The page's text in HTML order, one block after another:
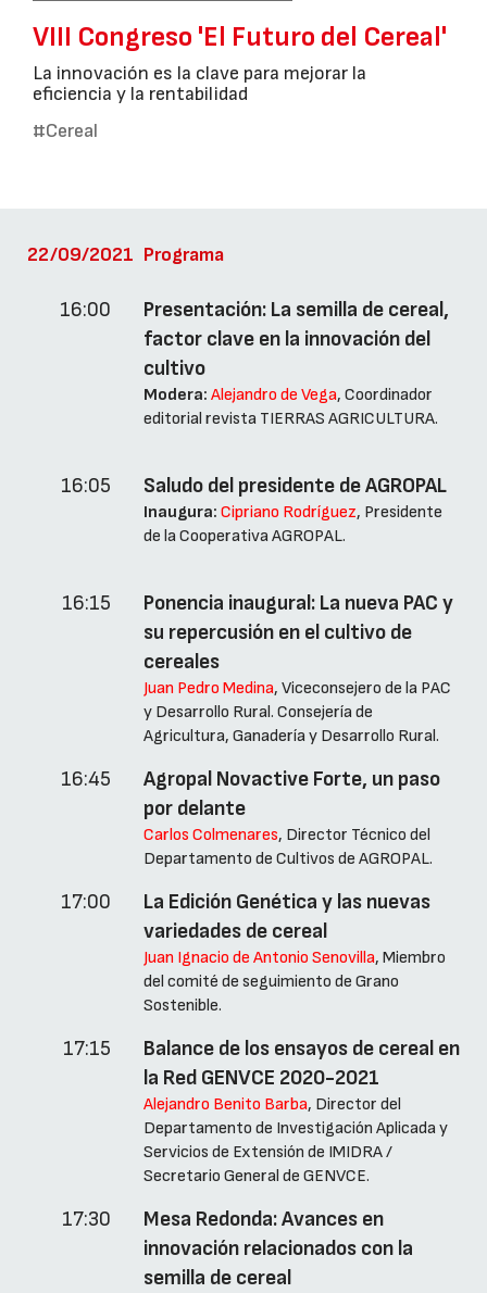
VIII Congreso 'El Futuro del Cereal'
La innovación es la clave para mejorar la
eficiencia y la rentabilidad
#Cereal
22/09/2021 Programa
16:00
Presentación: La semilla de cereal,
factor clave en la innovación del
cultivo
Modera: Alejandro de Vega, Coordinador
editorial revista TIERRAS AGRICULTURA.
16:05 Saludo del presidente de AGROPAL
Inaugura: Cipriano Rodríguez, Presidente
de la Cooperativa AGROPAL.
16:15
Ponencia inaugural: La nueva PAC y
su repercusión en el cultivo de
cereales
Juan Pedro Medina, Viceconsejero de la PAC
y Desarrollo Rural. Consejería de
Agricultura, Ganadería y Desarrollo Rural.
16:45
Agropal Novactive Forte, un paso
por delante
Carlos Colmenares, Director Técnico del
Departamento de Cultivos de AGROPAL.
17:00
La Edición Genética y las nuevas
variedades de cereal
Juan Ignacio de Antonio Senovilla, Miembro
del comité de seguimiento de Grano
Sostenible.
17:15
Balance de los ensayos de cereal en
la Red GENVCE 2020-2021
Alejandro Benito Barba, Director del
Departamento de Investigación Aplicada y
Servicios de Extensión de IMIDRA /
Secretario General de GENVCE.
17:30
Mesa Redonda: Avances en
innovación relacionados con la
semilla de cereal